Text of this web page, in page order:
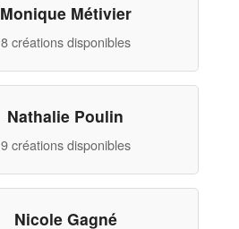
Monique Métivier
8 créations disponibles
Nathalie Poulin
9 créations disponibles
Nicole Gagné